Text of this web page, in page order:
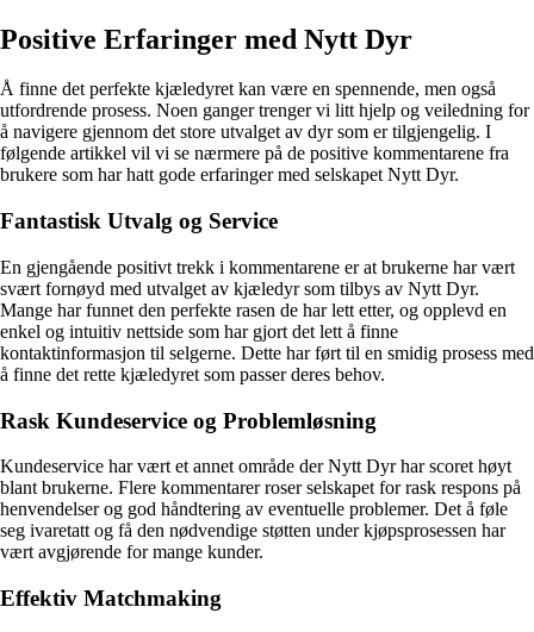
Positive Erfaringer med Nytt Dyr
Å finne det perfekte kjæledyret kan være en spennende, men også
utfordrende prosess. Noen ganger trenger vi litt hjelp og veiledning for
å navigere gjennom det store utvalget av dyr som er tilgjengelig. I
følgende artikkel vil vi se nærmere på de positive kommentarene fra
brukere som har hatt gode erfaringer med selskapet Nytt Dyr.
Fantastisk Utvalg og Service
En gjengående positivt trekk i kommentarene er at brukerne har vært
svært fornøyd med utvalget av kjæledyr som tilbys av Nytt Dyr.
Mange har funnet den perfekte rasen de har lett etter, og opplevd en
enkel og intuitiv nettside som har gjort det lett å finne
kontaktinformasjon til selgerne. Dette har ført til en smidig prosess med
å finne det rette kjæledyret som passer deres behov.
Rask Kundeservice og Problemløsning
Kundeservice har vært et annet område der Nytt Dyr har scoret høyt
blant brukerne. Flere kommentarer roser selskapet for rask respons på
henvendelser og god håndtering av eventuelle problemer. Det å føle
seg ivaretatt og få den nødvendige støtten under kjøpsprosessen har
vært avgjørende for mange kunder.
Effektiv Matchmaking